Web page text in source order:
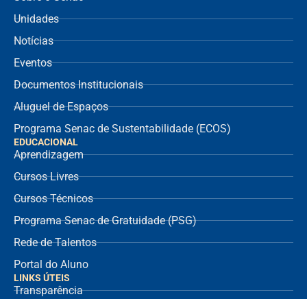
Unidades
Notícias
Eventos
Documentos Institucionais
Aluguel de Espaços
Programa Senac de Sustentabilidade (ECOS)
EDUCACIONAL
Aprendizagem
Cursos Livres
Cursos Técnicos
Programa Senac de Gratuidade (PSG)
Rede de Talentos
Portal do Aluno
LINKS ÚTEIS
Transparência